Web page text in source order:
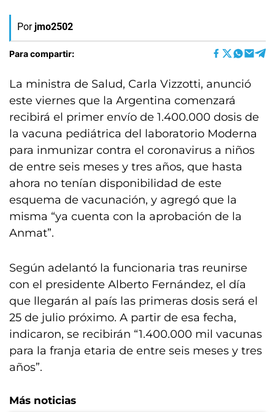
Por jmo2502
Para compartir:
La ministra de Salud, Carla Vizzotti, anunció
este viernes que la Argentina comenzará
recibirá el primer envío de 1.400.000 dosis de
la vacuna pediátrica del laboratorio Moderna
para inmunizar contra el coronavirus a niños
de entre seis meses y tres años, que hasta
ahora no tenían disponibilidad de este
esquema de vacunación, y agregó que la
misma “ya cuenta con la aprobación de la
Anmat”.
Según adelantó la funcionaria tras reunirse
con el presidente Alberto Fernández, el día
que llegarán al país las primeras dosis será el
25 de julio próximo. A partir de esa fecha,
indicaron, se recibirán “1.400.000 mil vacunas
para la franja etaria de entre seis meses y tres
años”.
Más noticias